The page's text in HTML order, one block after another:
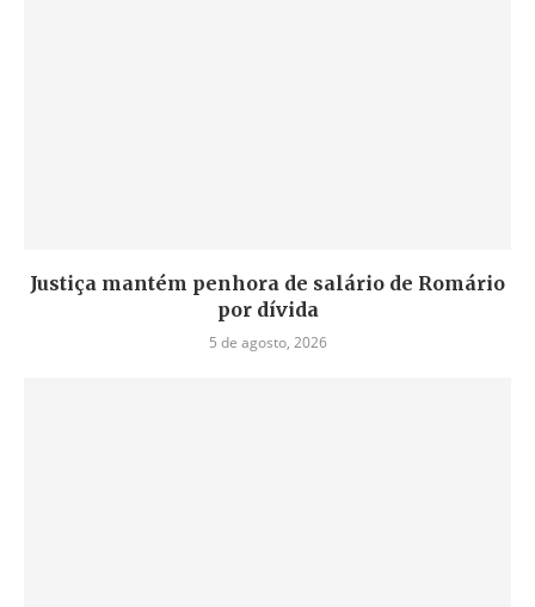
Justiça mantém penhora de salário de Romário
por dívida
5 de agosto, 2026